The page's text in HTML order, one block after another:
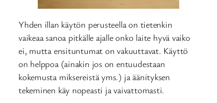
Yhden illan käytön perusteella on tietenkin
vaikeaa sanoa pitkälle ajalle onko laite hyvä vaiko
ei, mutta ensituntumat on vakuuttavat. Käyttö
on helppoa (ainakin jos on entuudestaan
kokemusta miksereistä yms.) ja äänityksen
tekeminen käy nopeasti ja vaivattomasti.